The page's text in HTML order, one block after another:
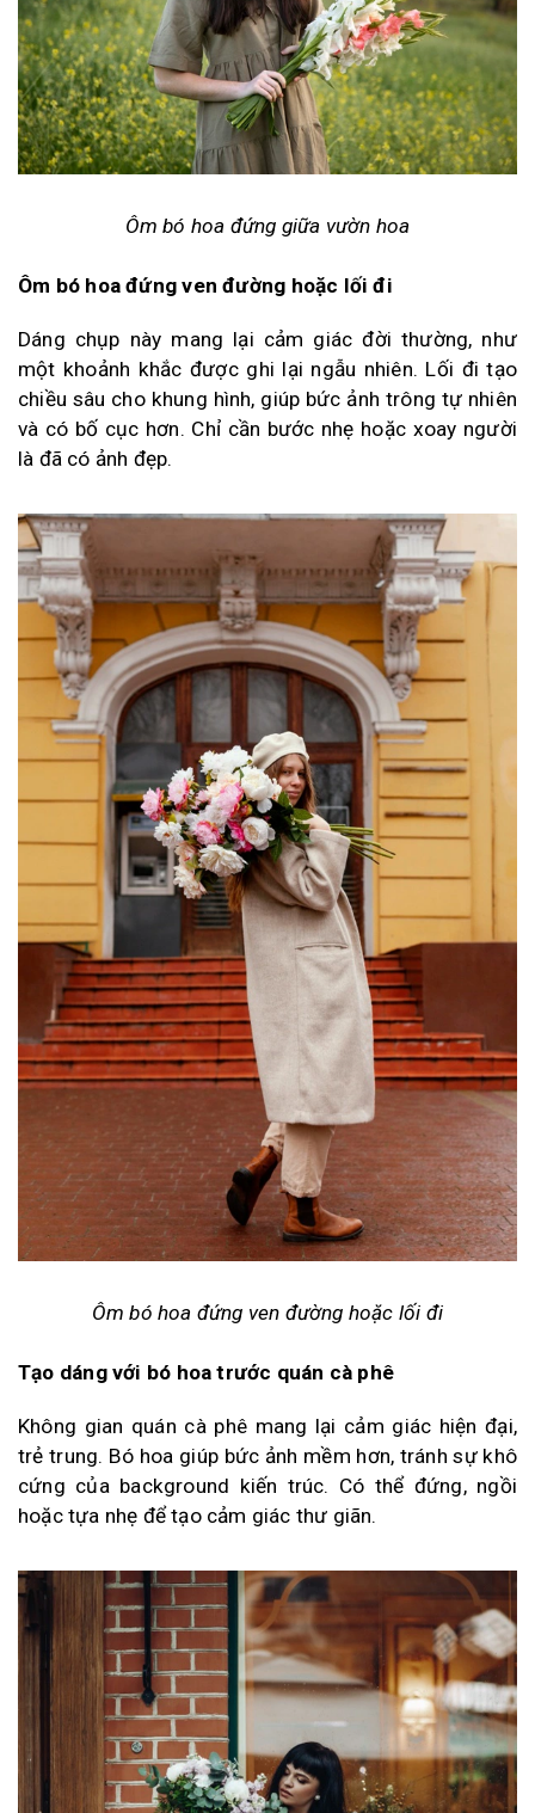
Ôm bó hoa đứng giữa vườn hoa
Ôm bó hoa đứng ven đường hoặc lối đi
Dáng chụp này mang lại cảm giác đời thường, như
một khoảnh khắc được ghi lại ngẫu nhiên. Lối đi tạo
chiều sâu cho khung hình, giúp bức ảnh trông tự nhiên
và có bố cục hơn. Chỉ cần bước nhẹ hoặc xoay người
là đã có ảnh đẹp.
Ôm bó hoa đứng ven đường hoặc lối đi
Tạo dáng với bó hoa trước quán cà phê
Không gian quán cà phê mang lại cảm giác hiện đại,
trẻ trung. Bó hoa giúp bức ảnh mềm hơn, tránh sự khô
cứng của background kiến trúc. Có thể đứng, ngồi
hoặc tựa nhẹ để tạo cảm giác thư giãn.